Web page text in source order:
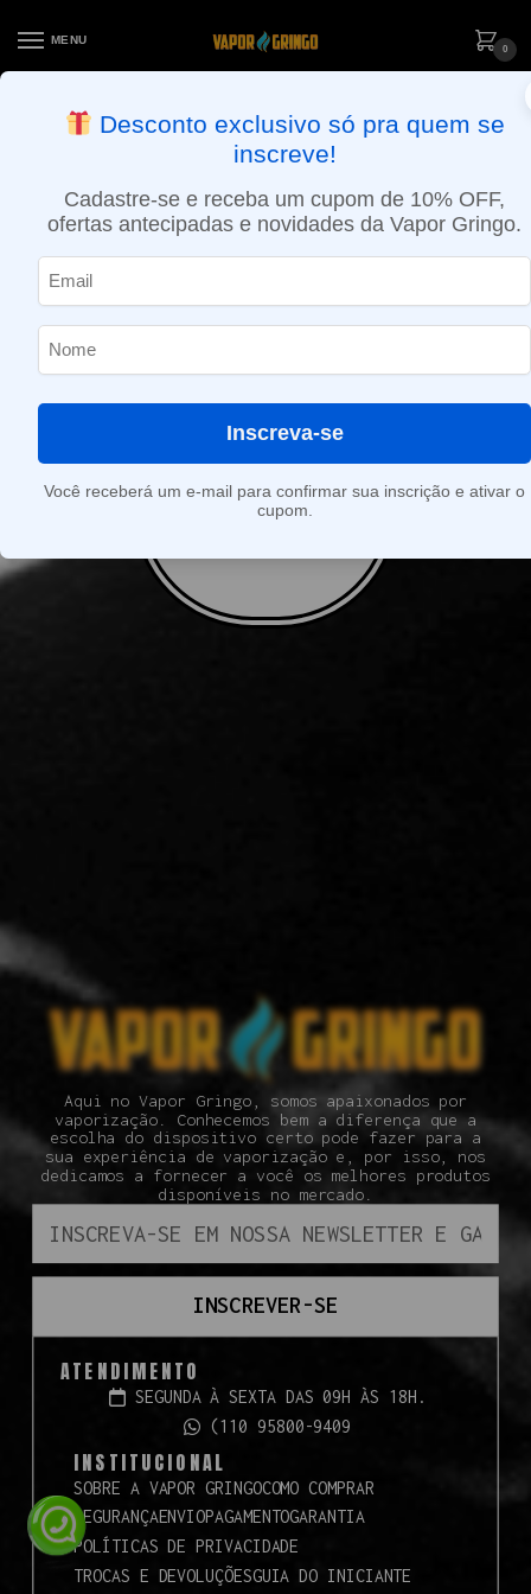
MENU
0
APROVADOS ATÉ 15:30 VIA MOTOBOY
Pão Tostado
Aqui no Vapor Gringo, somos apaixonados por
vaporização. Conhecemos bem a diferença que a
escolha do dispositivo certo pode fazer para a
sua experiência de vaporização e, por isso, nos
dedicamos a fornecer a você os melhores produtos
disponíveis no mercado.
INSCREVER-SE
ATENDIMENTO
SEGUNDA À SEXTA DAS 09H ÀS 18H.
(110 95800-9409
INSTITUCIONAL
SOBRE A VAPOR GRINGOCOMO COMPRAR
SEGURANÇAENVIOPAGAMENTOGARANTIA
POLÍTICAS DE PRIVACIDADE
TROCAS E DEVOLUÇÕESGUIA DO INICIANTE
Desconto exclusivo só pra quem se
inscreve!
Cadastre-se e receba um cupom de 10% OFF,
ofertas antecipadas e novidades da Vapor Gringo.
Inscreva-se
Você receberá um e-mail para confirmar sua inscrição e ativar o
cupom.